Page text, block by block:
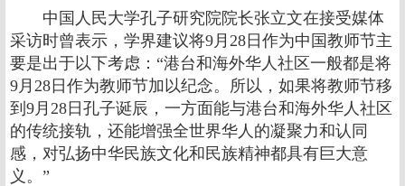
中国人民大学孔子研究院院长张立文在接受媒体
采访时曾表示，学界建议将9月28日作为中国教师节主
要是出于以下考虑：“港台和海外华人社区一般都是将
9月28日作为教师节加以纪念。所以，如果将教师节移
到9月28日孔子诞辰，一方面能与港台和海外华人社区
的传统接轨，还能增强全世界华人的凝聚力和认同
感，对弘扬中华民族文化和民族精神都具有巨大意
义。”